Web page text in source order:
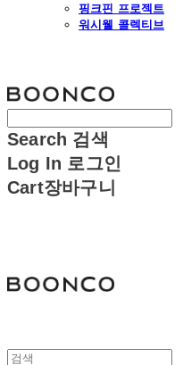
핑크핀 프로젝트
워시웰 콜렉티브
Search 검색
Log In 로그인
Cart장바구니